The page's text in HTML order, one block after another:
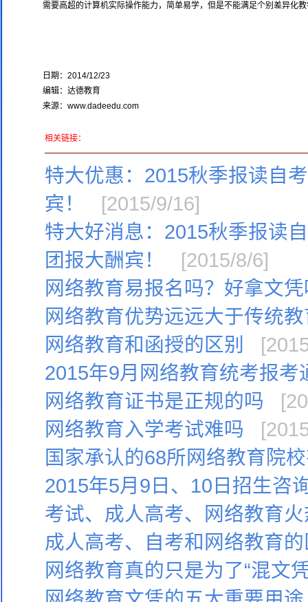
需要高超的计算机实际操作能力，简单易学，但是不能满足个别差异化
日期：2014/12/23
编辑：达德教育
来源：www.dadeedu.com
相关链接：
特大优惠：2015秋季报读自
宾！
[2015/9/16]
特大好消息：2015秋季报读
团报大酬宾！
[2015/8/6]
网络教育易报名吗？好拿文
网络教育优势远远大于传统
网络教育和函授的区别
2015年9月网络教育统考报考
网络教育证书是正规的吗
网络教育入学考试难吗
国家承认的68所网络教育院
2015年5月9日、10日招生咨
考试、成人高考、网络教育
成人高考、自考和网络教育
网络教育真的只是为了“混文